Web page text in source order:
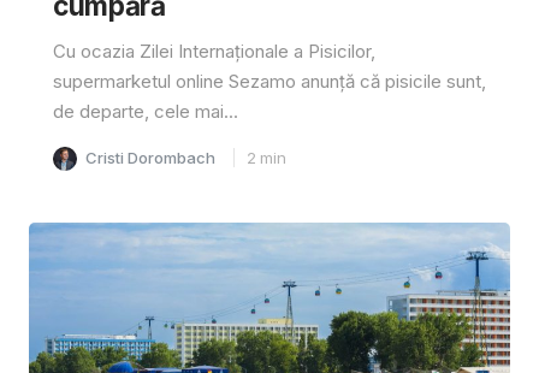
Cu ocazia Zilei Internaționale a Pisicilor,
supermarketul online Sezamo anunță că pisicile sunt,
de departe, cele mai...
Cristi Dorombach 2 min